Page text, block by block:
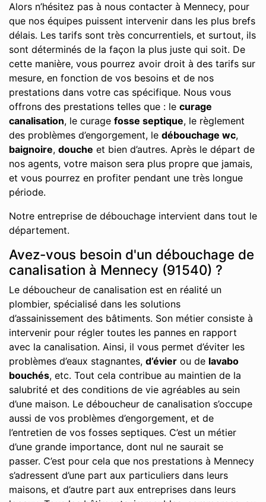
Alors n’hésitez pas à nous contacter à Mennecy, pour
que nos équipes puissent intervenir dans les plus brefs
délais. Les tarifs sont très concurrentiels, et surtout, ils
sont déterminés de la façon la plus juste qui soit. De
cette manière, vous pourrez avoir droit à des tarifs sur
mesure, en fonction de vos besoins et de nos
prestations dans votre cas spécifique. Nous vous
offrons des prestations telles que : le curage
canalisation, le curage fosse septique, le règlement
des problèmes d’engorgement, le débouchage wc,
baignoire, douche et bien d’autres. Après le départ de
nos agents, votre maison sera plus propre que jamais,
et vous pourrez en profiter pendant une très longue
période.
Notre entreprise de débouchage intervient dans tout le
département.
Avez-vous besoin d'un débouchage de
canalisation à Mennecy (91540) ?
Le déboucheur de canalisation est en réalité un
plombier, spécialisé dans les solutions
d’assainissement des bâtiments. Son métier consiste à
intervenir pour régler toutes les pannes en rapport
avec la canalisation. Ainsi, il vous permet d’éviter les
problèmes d’eaux stagnantes, d’évier ou de lavabo
bouchés, etc. Tout cela contribue au maintien de la
salubrité et des conditions de vie agréables au sein
d’une maison. Le déboucheur de canalisation s’occupe
aussi de vos problèmes d’engorgement, et de
l’entretien de vos fosses septiques. C’est un métier
d’une grande importance, dont nul ne saurait se
passer. C’est pour cela que nos prestations à Mennecy
s’adressent d’une part aux particuliers dans leurs
maisons, et d’autre part aux entreprises dans leurs